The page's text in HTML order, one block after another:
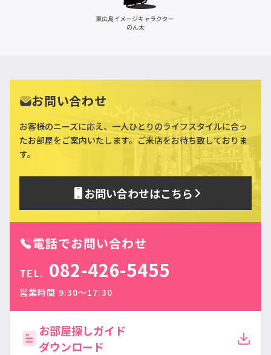
お問い合わせ
お客様のニーズに応え、一人ひとりのライフスタイルに合っ
たお部屋をご案内いたします。ご来店をお待ち致しておりま
す。
お問い合わせはこちら
電話でお問い合わせ
TEL. 082-426-5455
営業時間 9:30〜17:30
お部屋探しガイド
ダウンロード